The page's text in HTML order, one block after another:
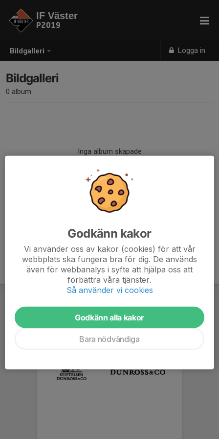
Bildgalleri Logga in
IF Väster
P2019
Bildgalleri
0 album
Inga album skapade
Godkänn kakor
Vi använder oss av kakor (cookies) för att vår
webbplats ska fungera bra för dig. De används
även för webbanalys i syfte att hjälpa oss att
förbättra våra tjänster.
Så använder vi cookies
Godkänn alla kakor
Bara nödvändiga